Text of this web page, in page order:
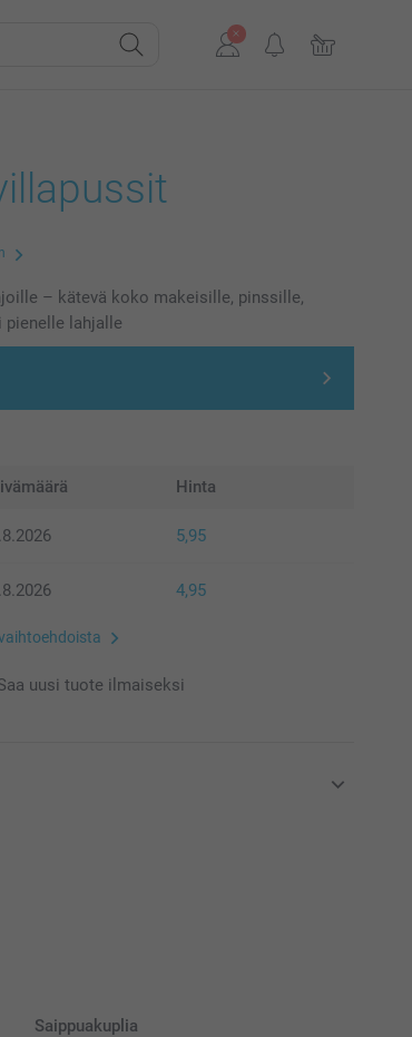
– kätevä koko makeisille, pinssille,
pienelle lahjalle
Hinta
5,95
4,95
uusi tuote ilmaiseksi
Saippuakuplia